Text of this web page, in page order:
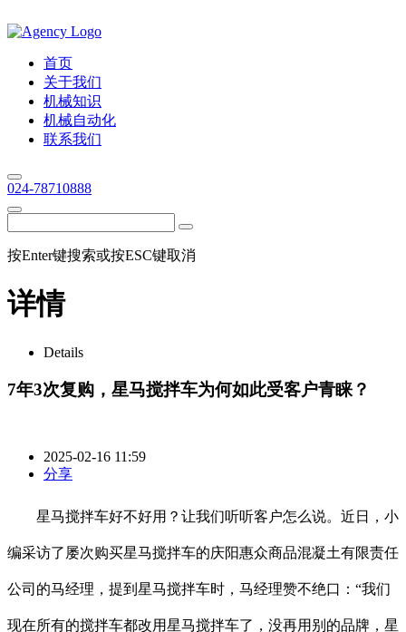
首页
关于我们
机械知识
机械自动化
联系我们
024-78710888
按Enter键搜索或按ESC键取消
详情
Details
7年3次复购，星马搅拌车为何如此受客户青睐？
2025-02-16 11:59
分享
星马搅拌车好不好用？让我们听听客户怎么说。近日，小
编采访了屡次购买星马搅拌车的庆阳惠众商品混凝土有限责任
公司的马经理，提到星马搅拌车时，马经理赞不绝口：“我们
现在所有的搅拌车都改用星马搅拌车了，没再用别的品牌，星